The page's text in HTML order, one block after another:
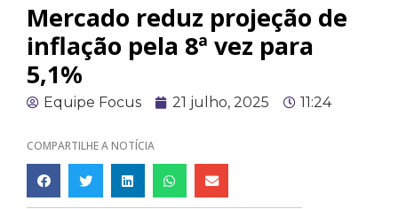
Mercado reduz projeção de
inflação pela 8ª vez para
5,1%
Equipe Focus 21 julho, 2025 11:24
COMPARTILHE A NOTÍCIA